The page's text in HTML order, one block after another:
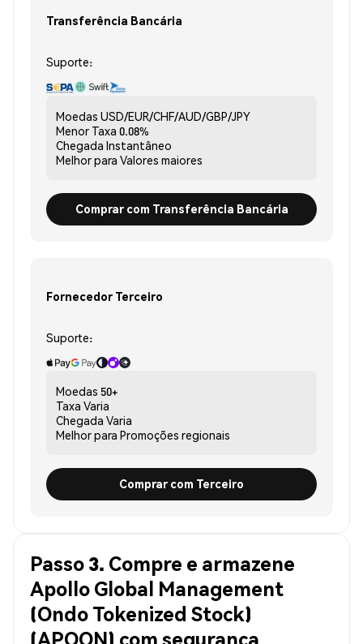
Transferência Bancária
Suporte:
Moedas USD/EUR/CHF/AUD/GBP/JPY
Menor Taxa 0.08%
Chegada Instantâneo
Melhor para Valores maiores
Comprar com Transferência Bancária
Fornecedor Terceiro
Suporte:
Moedas 50+
Taxa Varia
Chegada Varia
Melhor para Promoções regionais
Comprar com Terceiro
Passo 3. Compre e armazene
Apollo Global Management
(Ondo Tokenized Stock)
(APOON) com segurança